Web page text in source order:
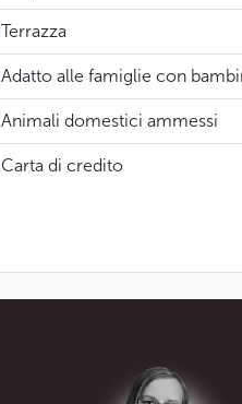
Terrazza
Adatto alle famiglie con
Animali domestici ammessi
Carta di credito